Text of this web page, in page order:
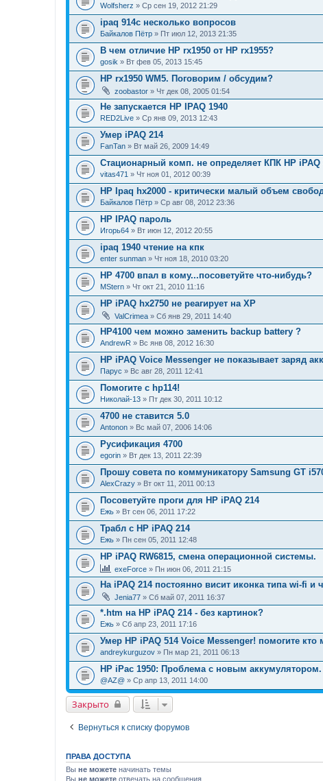
Wolfsherz » Ср сен 19, 2012 21:29
ipaq 914c несколько вопросов
Байкалов Пётр » Пт июл 12, 2013 21:35
В чем отличие HP rx1950 от HP rx1955?
gosik » Вт фев 05, 2013 15:45
HP rx1950 WM5. Поговорим / обсудим?
zoobastor » Чт дек 08, 2005 01:54
Не запускается HP IPAQ 1940
RED2Live » Ср янв 09, 2013 12:43
Умер iPAQ 214
FanTan » Вт май 26, 2009 14:49
Стационарный комп. не определяет КПК HP iPAQ
vitas471 » Чт ноя 01, 2012 00:39
HP Ipaq hx2000 - критически малый объем
Байкалов Пётр » Ср авг 08, 2012 23:36
HP IPAQ пароль
Игорь64 » Вт июн 12, 2012 20:55
ipaq 1940 чтение на кпк
enter sunman » Чт ноя 18, 2010 03:20
HP 4700 впал в кому...посоветуйте что-нибудь?
MStern » Чт окт 21, 2010 11:16
HP iPAQ hx2750 не реагирует на ХР
ValCrimea » Сб янв 29, 2011 14:40
HP4100 чем можно заменить backup battery ?
AndrewR » Вс янв 08, 2012 16:30
HP iPAQ Voice Messenger не показывает заряд
Парус » Вс авг 28, 2011 12:41
Помогите с hp114!
Николай-13 » Пт дек 30, 2011 10:12
4700 не ставится 5.0
Antonon » Вс май 07, 2006 14:06
Русификация 4700
egorin » Вт дек 13, 2011 22:39
Прошу совета по коммуникатору Samsung GT
AlexCrazy » Вт окт 11, 2011 00:13
Посоветуйте проги для НР iPAQ 214
Ежь » Вт сен 06, 2011 17:22
Трабл с HP iPAQ 214
Ежь » Пн сен 05, 2011 12:48
HP iPAQ RW6815, смена операционной системы.
exeForce » Пн июн 06, 2011 21:15
На iPAQ 214 постоянно висит иконка типа wi-fi и
Jenia77 » Сб май 07, 2011 16:37
*.htm на HP iPAQ 214 - без картинок?
Ежь » Сб апр 23, 2011 17:16
Умер HP iPAQ 514 Voice Messenger! помогите кто
andreykurguzov » Пн мар 21, 2011 06:13
HP iPac 1950: Проблема с новым аккумулятором.
@AZ@ » Ср апр 13, 2011 14:00
Закрыто
Вернуться к списку форумов
ПРАВА ДОСТУПА
Вы не можете начинать темы
Вы не можете отвечать на сообщения